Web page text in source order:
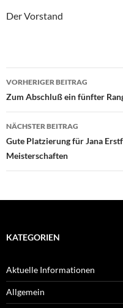
Der Vorstand
VORHERIGER BEITRAG
Zum Abschluß ein fünfter
NÄCHSTER BEITRAG
Gute Platzierung für Jana
Meisterschaften
KATEGORIEN
Aktuelle Informationen
Allgemein